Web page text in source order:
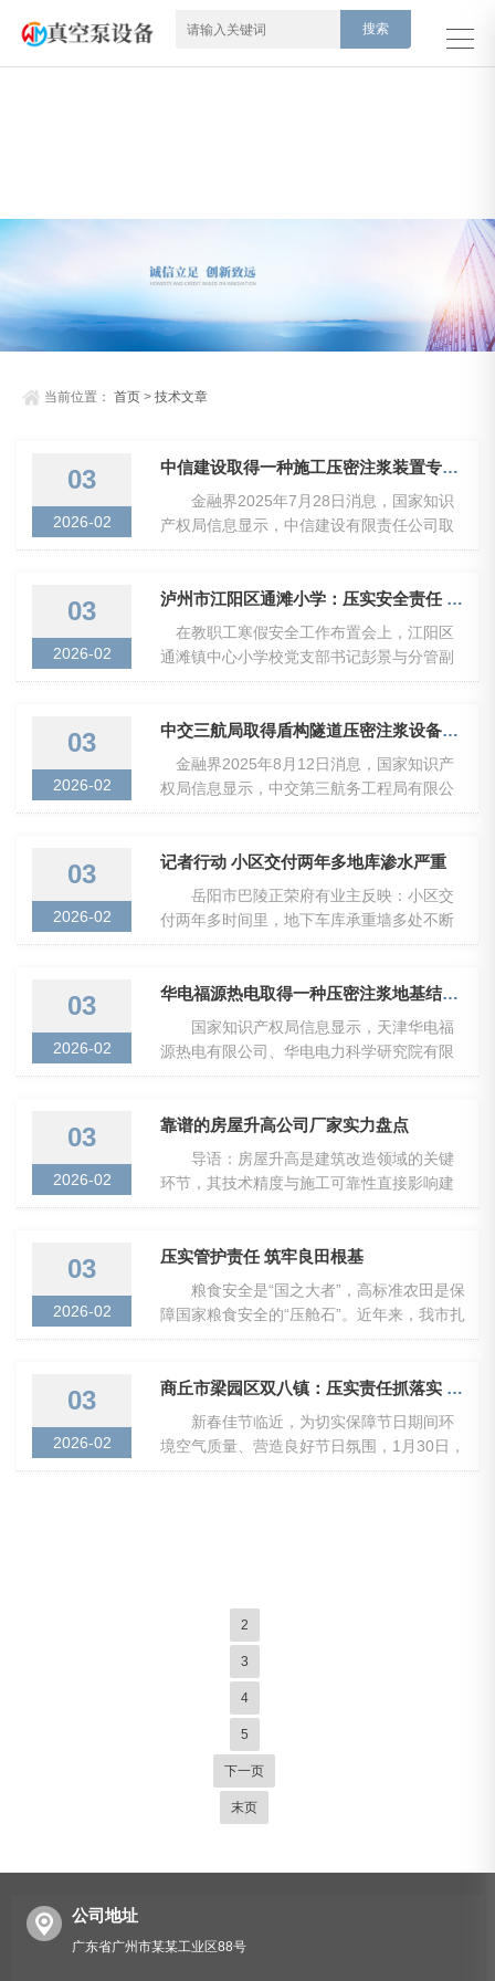
当前位置：首页 >技术文章
03
2026-02
中信建设取得一种施工压密注浆装置专利解决背景技术中提到的问题
金融界2025年7月28日消息，国家知识
产权局信息显示，中信建设有限责任公司取
得一项名为“一种施工压密注浆装置”的专...
03
2026-02
泸州市江阳区通滩小学：压实安全责任 筑牢安全防线
在教职工寒假安全工作布置会上，江阳区
通滩镇中心小学校党支部书记彭景与分管副
校长杨隽出席并作重点强调。会议明确了教
03
2026-02
中交三航局取得盾构隧道压密注浆设备专利实现高效压密注浆
金融界2025年8月12日消息，国家知识产
权局信息显示，中交第三航务工程局有限公
司取得一项名为“一种盾构隧道压密注浆设...
03
2026-02
记者行动 小区交付两年多地库渗水严重
岳阳市巴陵正荣府有业主反映：小区交
付两年多时间里，地下车库承重墙多处不断
渗水。他们希望，负责竣工验收的岳阳市建
03
2026-02
华电福源热电取得一种压密注浆地基结构专利有效防止压密注浆过程中浆液由靶向区向外围扩散
国家知识产权局信息显示，天津华电福
源热电有限公司、华电电力科学研究院有限
公司取得一项名为“一种压密注浆地基结构”的
03
2026-02
靠谱的房屋升高公司厂家实力盘点
导语：房屋升高是建筑改造领域的关键
环节，其技术精度与施工可靠性直接影响建
筑结构安全与使用功能。面对市场上众多提
03
2026-02
压实管护责任 筑牢良田根基
粮食安全是“国之大者”，高标准农田是保
障国家粮食安全的“压舱石”。近年来，我市扎
实开展整区域推进高标准农田建设，圆满...
03
2026-02
商丘市梁园区双八镇：压实责任抓落实 全力以赴筑牢春节期间安全环保和大气污染防治屏障
新春佳节临近，为切实保障节日期间环
境空气质量、营造良好节日氛围，1月30日，
商丘市梁园区双八镇召开春节期间筑牢安全
2
3
4
5
下一页
末页
公司地址
广东省广州市某某工业区88号